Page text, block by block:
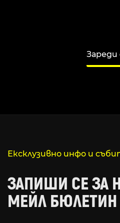
Ексклузивно инфо и
ЗАПИШИ СЕ ЗА
МЕЙЛ БЮЛЕТИН